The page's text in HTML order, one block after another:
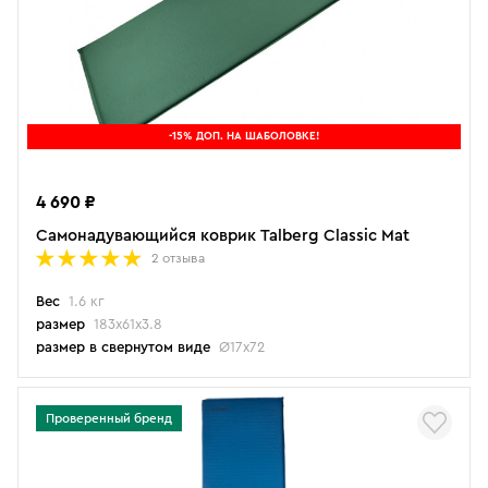
-15% ДОП. НА ШАБОЛОВКЕ!
4 690 ₽
Самонадувающийся коврик Talberg Classic Mat
2 отзыва
Вес
1.6 кг
размер
183х61х3.8
размер в свернутом виде
Ø17х72
Проверенный бренд